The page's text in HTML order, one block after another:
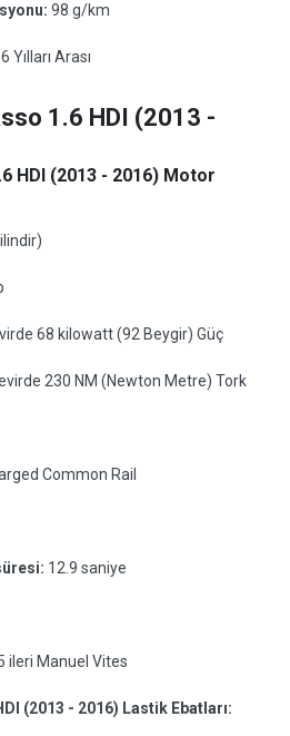
98 g/km
Yılları Arası
1.6 HDI (2013 -
HDI (2013 - 2016) Motor
68 kilowatt (92 Beygir) Güç
230 NM (Newton Metre) Tork
Common Rail
12.9 saniye
ileri Manuel Vites
(2013 - 2016) Lastik Ebatları: